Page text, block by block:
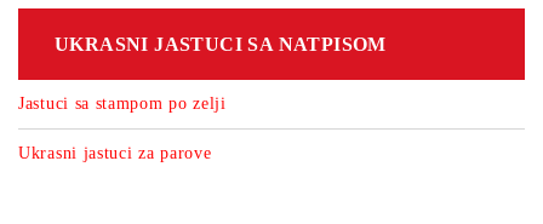
UKRASNI JASTUCI SA NATPISOM
Jastuci sa stampom po zelji
Ukrasni jastuci za parove